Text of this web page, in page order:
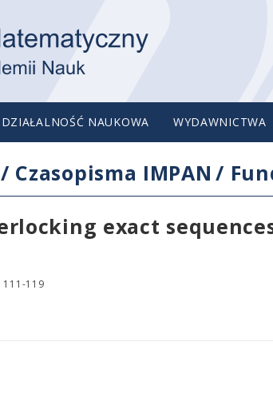
DZIAŁALNOŚĆ NAUKOWA WYDAWNICTWA
/ Czasopisma IMPAN /
exact
111-119